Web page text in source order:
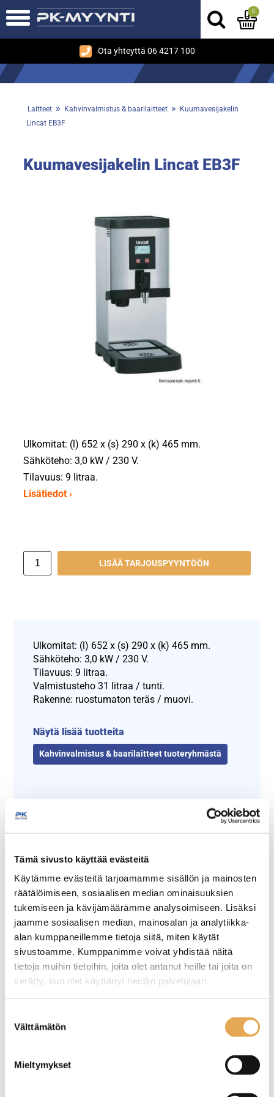
Tämä sivusto käyttää evästeitä
Käytämme evästeitä tarjoamamme sisällön ja mainosten
räätälöimiseen, sosiaalisen median ominaisuuksien
tukemiseen ja kävijämäärämme analysoimiseen. Lisäksi
jaamme sosiaalisen median, mainosalan ja analytiikka-
alan kumppaneillemme tietoja siitä, miten käytät
sivustoamme. Kumppanimme voivat yhdistää näitä
tietoja muihin tietoihin, joita olet antanut heille tai joita on
kerätty, kun olet käyttänyt heidän palvelujaan.
valinta
Välttämätön
Mieltymykset
Ota yhteyttä 06 4217 100
0
Laitteet » Kahvinvalmistus & baarilaitteet »
Kuumavesijakelin
Lincat EB3F
Kuumavesijakelin Lincat EB3F
Ulkomitat: (l) 652 x (s) 290 x (k) 465 mm.
Sähköteho: 3,0 kW / 230 V.
Tilavuus: 9 litraa.
Lisätiedot ›
LISÄÄ TARJOUSPYYNTÖÖN
Ulkomitat: (l) 652 x (s) 290 x (k) 465 mm.
Sähköteho: 3,0 kW / 230 V.
Tilavuus: 9 litraa.
Valmistusteho 31 litraa / tunti.
Rakenne: ruostumaton teräs / muovi.
Näytä lisää tuotteita
Kahvinvalmistus & baarilaitteet tuoteryhmästä
Tämäkin laite sopivasti
rahoituksella
TUTUSTU ›